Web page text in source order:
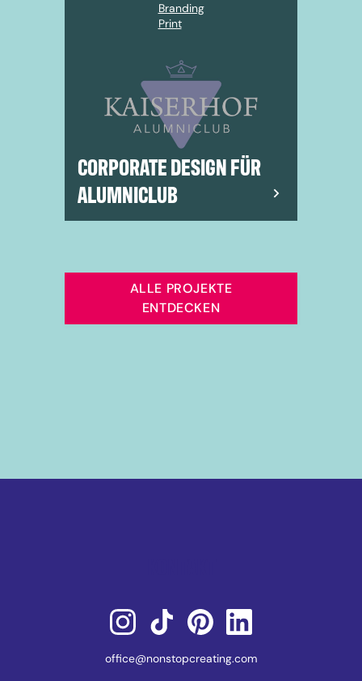
Branding
Print
CORPORATE DESIGN FÜR
ALUMNICLUB
ALLE PROJEKTE
ENTDECKEN
office@nonstopcreating.com